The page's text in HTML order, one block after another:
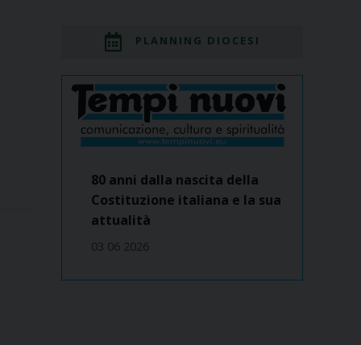
PLANNING DIOCESI
80 anni dalla nascita della
Costituzione italiana e la sua
attualità
03 06 2026